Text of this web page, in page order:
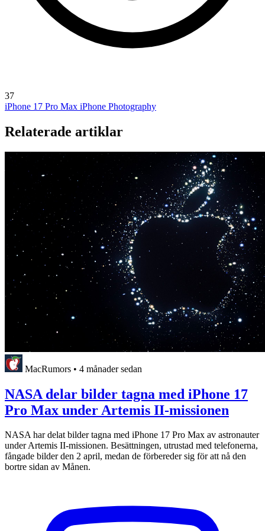
37
iPhone 17 Pro Max iPhone Photography
Relaterade artiklar
MacRumors • 4 månader sedan
NASA delar bilder tagna med iPhone 17
Pro Max under Artemis II-missionen
NASA har delat bilder tagna med iPhone 17 Pro Max av astronauter
under Artemis II-missionen. Besättningen, utrustad med telefonerna,
fångade bilder den 2 april, medan de förbereder sig för att nå den
bortre sidan av Månen.